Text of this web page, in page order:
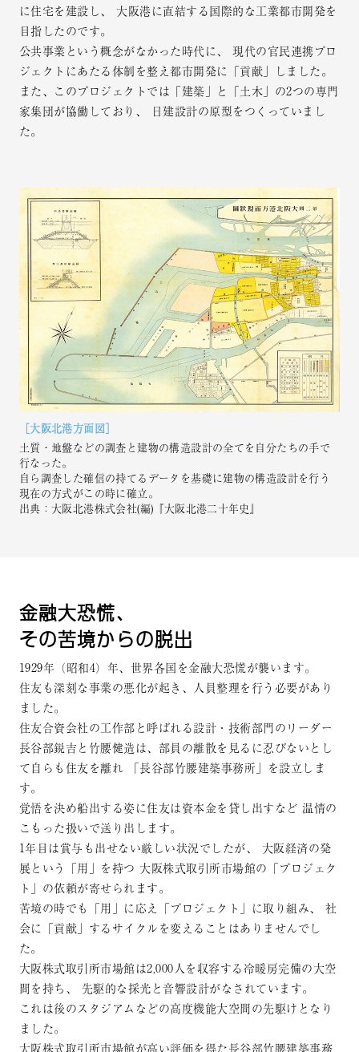
に住宅を建設し、
大阪港に直結する国際的な工業都市開発を
目指したのです。
公共事業という概念がなかった時代に、
現代の官民連携プロ
ジェクトにあたる体制を整え都市開発に「貢献」しました。
また、このプロジェクトでは「建築」と「土木」の2つの専門
家集団が協働しており、
日建設計の原型をつくっていまし
た。
［⼤阪北港⽅⾯図］
⼟質・地盤などの調査と建物の構造設計の全てを⾃分たちの⼿で
⾏なった。
⾃ら調査した確信の持てるデータを基礎に建物の構造設計を⾏う
現在の⽅式がこの時に確⽴。
出典：大阪北港株式会社(編)『大阪北港二十年史』
⾦融⼤恐慌、
その苦境からの脱出
1929年（昭和4）年、世界各国を金融大恐慌が襲います。
住友も深刻な事業の悪化が起き、人員整理を行う必要があり
ました。
住友合資会社の工作部と呼ばれる設計・技術部門のリーダー
長谷部鋭吉と竹腰健造は、部員の離散を見るに忍びないとし
て自らも住友を離れ 「長谷部竹腰建築事務所」を設立しま
す。
覚悟を決め船出する姿に住友は資本金を貸し出すなど 温情の
こもった扱いで送り出します。
1年目は賞与も出せない厳しい状況でしたが、
大阪経済の発
展という「用」を持つ 大阪株式取引所市場館の「プロジェク
ト」の依頼が寄せられます。
苦境の時でも「用」に応え「プロジェクト」に取り組み、
社
会に「貢献」するサイクルを変えることはありませんでし
た。
大阪株式取引所市場館は2,000人を収容する冷暖房完備の大空
間を持ち、
先駆的な採光と音響設計がなされています。
これは後のスタジアムなどの高度機能大空間の先駆けとなり
ました。
大阪株式取引所市場館が高い評価を得た長谷部竹腰建築事務